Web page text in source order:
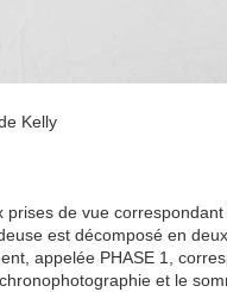
Kelly
prises de vue
est décomposé en
appelée PHASE 1,
et le